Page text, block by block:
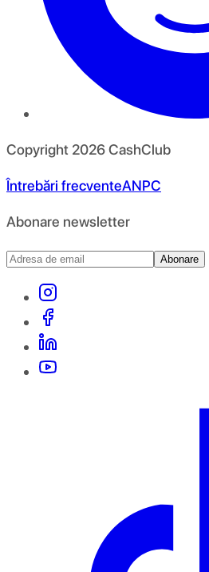
Copyright 2026CashClub
Întrebări frecventeANPC
Abonare newsletter
Abonare